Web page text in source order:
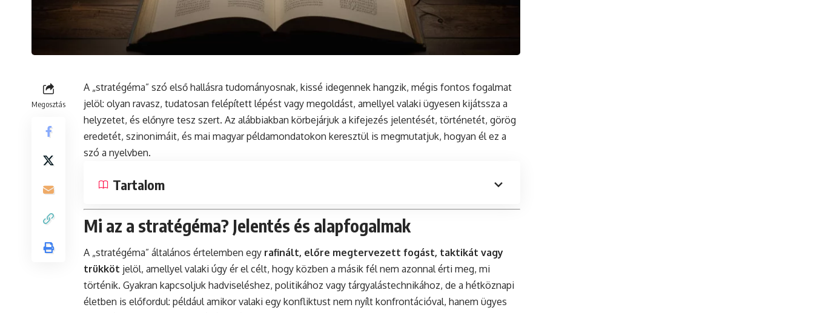
Megosztás
A „stratégéma” szó első hallásra tudományosnak, kissé idegennek hangzik, mégis fontos fogalmat
jelöl: olyan ravasz, tudatosan felépített lépést vagy megoldást, amellyel valaki ügyesen kijátssza a
helyzetet, és előnyre tesz szert. Az alábbiakban körbejárjuk a kifejezés jelentését, történetét, görög
eredetét, szinonimáit, és mai magyar példamondatokon keresztül is megmutatjuk, hogyan él ez a
szó a nyelvben.
Tartalom
Mi az a stratégéma? Jelentés és alapfogalmak
A „stratégéma” általános értelemben egy rafinált, előre megtervezett fogást, taktikát vagy
trükköt jelöl, amellyel valaki úgy ér el célt, hogy közben a másik fél nem azonnal érti meg, mi
történik. Gyakran kapcsoljuk hadviseléshez, politikához vagy tárgyalástechnikához, de a hétköznapi
életben is előfordul: például amikor valaki egy konfliktust nem nyílt konfrontációval, hanem ügyes